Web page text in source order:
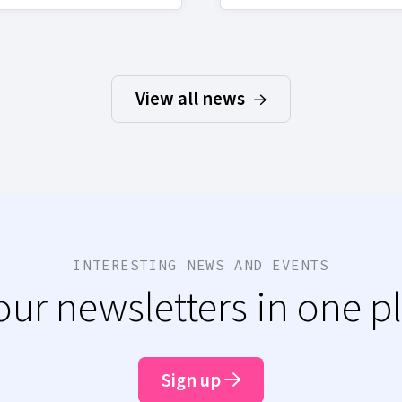
View all news
INTERESTING NEWS AND EVENTS
newsletters in one
Sign up